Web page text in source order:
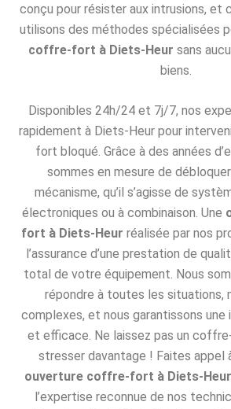
conçu pour résister aux intrusions, et
utilisons des méthodes spécialisées
coffre-fort à Diets-Heur sans
biens.
Disponibles 24h/24 et 7j/7, nos
rapidement à Diets-Heur pour
fort bloqué. Grâce à des années
sommes en mesure de
mécanisme, qu’il s’agisse de
électroniques ou à combinaison. Une
fort à Diets-Heur réalisée par nos
l’assurance d’une prestation de
total de votre équipement. Nous
répondre à toutes les situations,
complexes, et nous garantissons une
et efficace. Ne laissez pas un
stresser davantage ! Faites appel
ouverture coffre-fort à Diets-Heur
l’expertise reconnue de nos